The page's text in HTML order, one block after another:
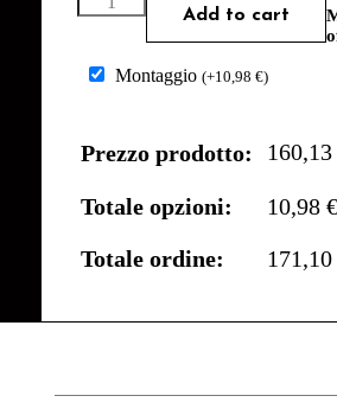
Add to cart
Montaggio (+10,98 €)
Prezzo prodotto: 160,13
Totale opzioni:
10,98 €
Totale ordine:
171,10